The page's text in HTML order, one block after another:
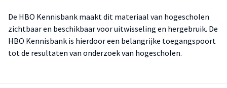
De HBO Kennisbank maakt dit materiaal van hogescholen
zichtbaar en beschikbaar voor uitwisseling en hergebruik. De
HBO Kennisbank is hierdoor een belangrijke toegangspoort
tot de resultaten van onderzoek van hogescholen.